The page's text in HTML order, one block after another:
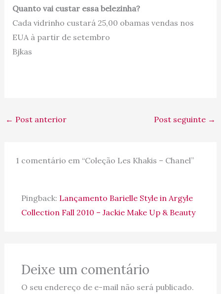
Quanto vai custar essa belezinha?
Cada vidrinho custará 25,00 obamas vendas nos
EUA à partir de setembro
Bjkas
← Post anterior Post seguinte →
1 comentário em “Coleção Les Khakis – Chanel”
Pingback: Lançamento Barielle Style in Argyle
Collection Fall 2010 – Jackie Make Up & Beauty
Deixe um comentário
O seu endereço de e-mail não será publicado.